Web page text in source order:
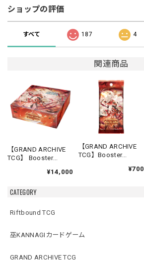
CATEGORY
Riftbound TCG
巫KANNAGIカードゲーム
GRAND ARCHIVE TCG
ショップの評価
すべて 187 4
関連商品
【GRAND ARCHIVE
TCG】 Booster
【Abyssal Heaven】
¥14,000
【GRAND ARCHIVE
TCG】Booster
Heaven】《英語版》
¥700